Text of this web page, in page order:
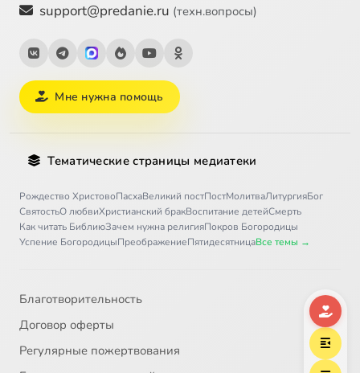
support@predanie.ru (техн.вопросы)
Мне нужна помощь
Тематические страницы медиатеки
Рождество ХристовоПасхаВеликий постПостМолитваЛитургияБог
СвятостьО любвиХристианский бракВоспитание детейСмерть
Как читать БиблиюЗачем нужна религияПокров Богородицы
Успение БогородицыПреображениеПятидесятницаВсе темы →
Благотворительность
Договор оферты
Регулярные пожертвования